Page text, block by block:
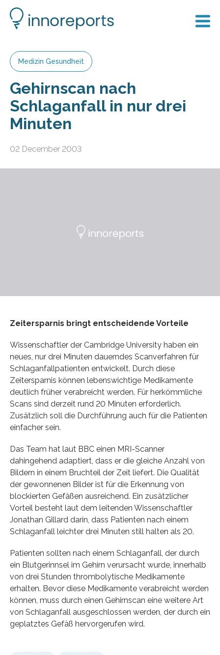
Medizin Gesundheit
Gehirnscan nach
Schlaganfall in nur drei
Minuten
02 December 2003
Zeitersparnis bringt entscheidende Vorteile
Wissenschaftler der Cambridge University haben ein
neues, nur drei Minuten dauerndes Scanverfahren für
Schlaganfallpatienten entwickelt. Durch diese
Zeitersparnis können lebenswichtige Medikamente
deutlich früher verabreicht werden. Für herkömmliche
Scans sind derzeit rund 20 Minuten erforderlich.
Zusätzlich soll die Durchführung auch für die Patienten
einfacher sein.
Das Team hat laut BBC einen MRI-Scanner
dahingehend adaptiert, dass er die gleiche Anzahl von
Bildern in einem Bruchteil der Zeit liefert. Die Qualität
der gewonnenen Bilder ist für die Erkennung von
blockierten Gefäßen ausreichend. Ein zusätzlicher
Vorteil besteht laut dem leitenden Wissenschaftler
Jonathan Gillard darin, dass Patienten nach einem
Schlaganfall leichter drei Minuten still halten als 20.
Patienten sollten nach einem Schlaganfall, der durch
ein Blutgerinnsel im Gehirn verursacht wurde, innerhalb
von drei Stunden thrombolytische Medikamente
erhalten. Bevor diese Medikamente verabreicht werden
können, muss durch einen Gehirnscan eine weitere Art
von Schlaganfall ausgeschlossen werden, der durch ein
geplatztes Gefäß hervorgerufen wird.